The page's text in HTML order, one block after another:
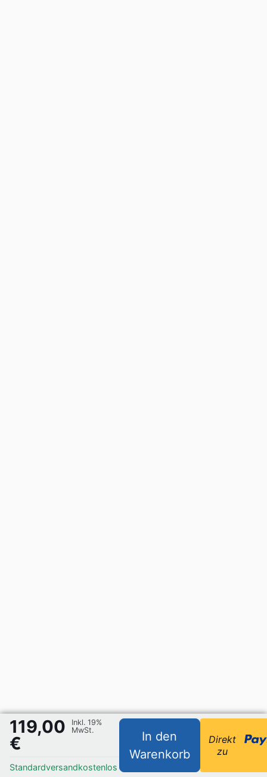
119,00
€
Inkl. 19%
MwSt.
Standardversandkostenlos
In den
Warenkorb
Direkt
zu